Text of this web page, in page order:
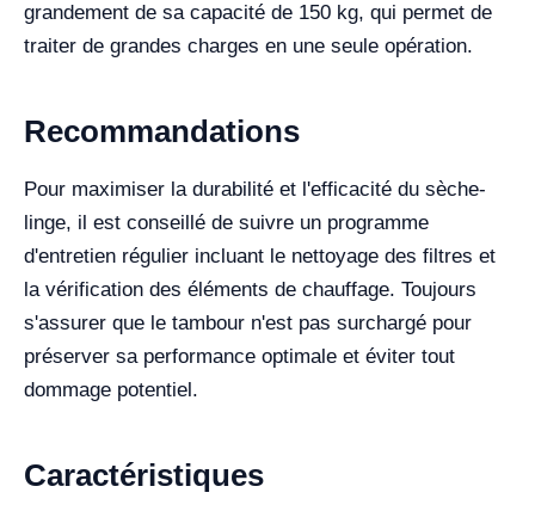
grandement de sa capacité de 150 kg, qui permet de
traiter de grandes charges en une seule opération.
Recommandations
Pour maximiser la durabilité et l'efficacité du sèche-
linge, il est conseillé de suivre un programme
d'entretien régulier incluant le nettoyage des filtres et
la vérification des éléments de chauffage. Toujours
s'assurer que le tambour n'est pas surchargé pour
préserver sa performance optimale et éviter tout
dommage potentiel.
Caractéristiques